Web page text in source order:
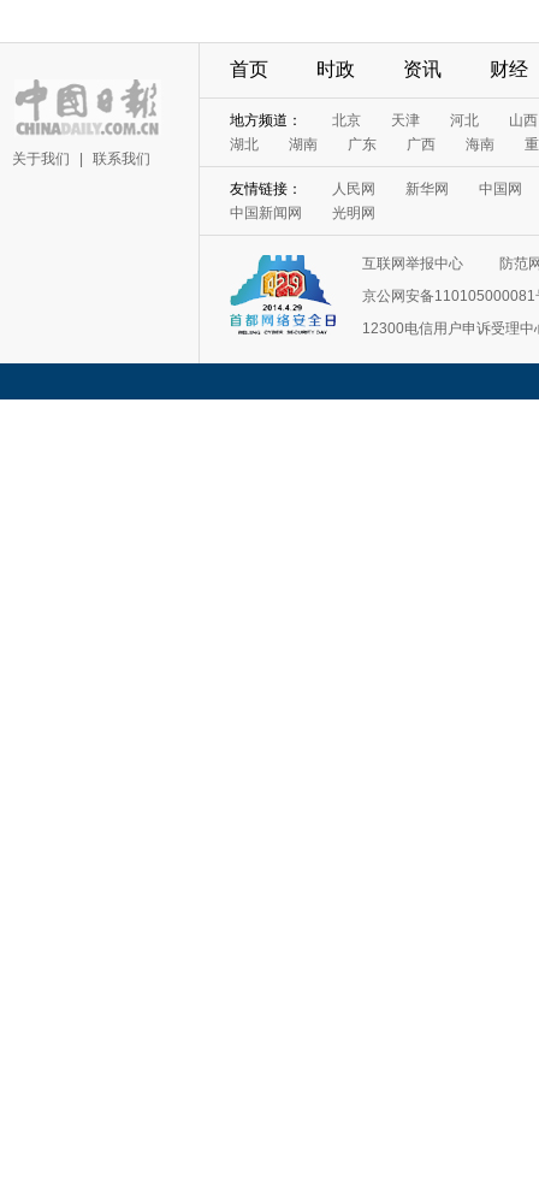
关于我们 联系我们
首页 时政 资讯 财经
地方频道： 北京 天津 河北
山西
湖北
湖南 广东 广西 海南
友情链接： 人民网 新华网
中国网
中国新闻网
光明网
互联网举报中心
防范
京公网安备110105000081
12300电信用户申诉受理中